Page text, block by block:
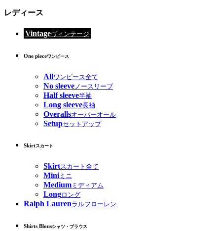
レディース
Vintageヴィンテージ
One pieceワンピース
Allワンピース全て
No sleeve ノースリーブ
Half sleeve半袖
Long sleeve長袖
Overallsオーバーオール
Setupセットアップ
Skirtスカート
Skirtスカート全て
Miniミニ
Medium ミディアム
Longロング
Ralph Laurenラルフローレン
Shirts Blousシャツ・ブラウス